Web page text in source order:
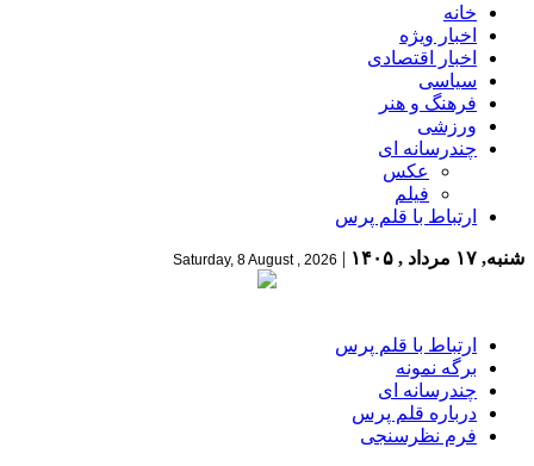
خانه
اخبار ویژه
اخبار اقتصادی
سیاسی
فرهنگ و هنر
ورزشی
چندرسانه ای
عکس
فیلم
ارتباط با قلم پرس
شنبه, ۱۷ مرداد , ۱۴۰۵ |
Saturday, 8 August , 2026
ارتباط با قلم پرس
برگه نمونه
چندرسانه ای
درباره قلم پرس
فرم نظرسنجی